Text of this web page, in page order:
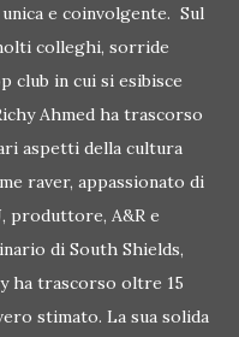
e coinvolgente. Sul
colleghi, sorride
club in cui si esibisce
Ahmed ha trascorso
aspetti della cultura
raver, appassionato di
produttore, A&R e
di South Shields,
ha trascorso oltre 15
stimato. La sua solida